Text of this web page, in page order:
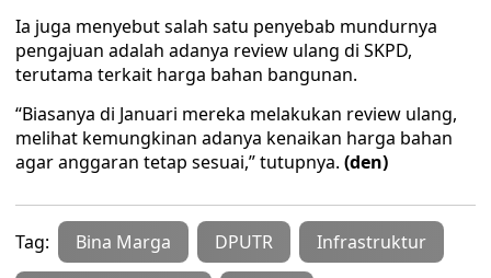
Ia juga menyebut salah satu penyebab mundurnya
pengajuan adalah adanya review ulang di SKPD,
terutama terkait harga bahan bangunan.
“Biasanya di Januari mereka melakukan review ulang,
melihat kemungkinan adanya kenaikan harga bahan
agar anggaran tetap sesuai,” tutupnya. (den)
Tag: Bina Marga DPUTR Infrastruktur